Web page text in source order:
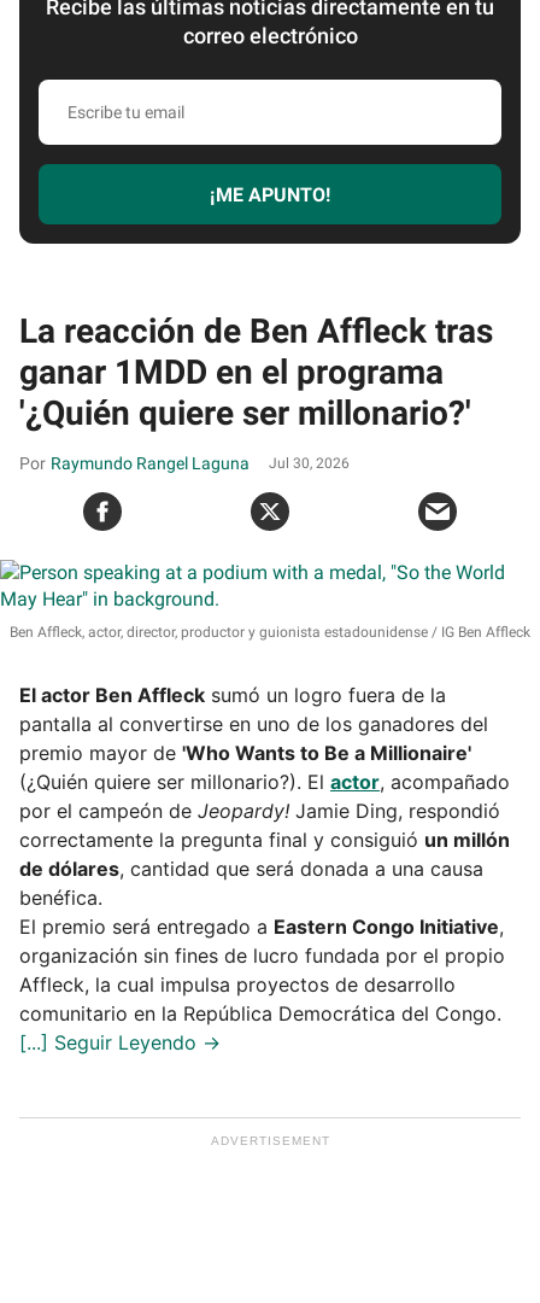
Recibe las últimas noticias directamente en tu
correo electrónico
Escribe
email
¡ME APUNTO!
La reacción de Ben Affleck tras
ganar 1MDD en el programa
'¿Quién quiere ser millonario?'
Raymundo Rangel Laguna Jul 30, 2026
Ben Affleck, actor, director, productor y guionista estadounidense IG Ben Affleck
El actor Ben Affleck sumó un logro fuera de la
pantalla al convertirse en uno de los ganadores del
premio mayor de 'Who Wants to Be a Millionaire'
(¿Quién quiere ser millonario?). El actor, acompañado
por el campeón de Jeopardy! Jamie Ding, respondió
correctamente la pregunta final y consiguió un millón
de dólares, cantidad que será donada a una causa
benéfica.
El premio será entregado a Eastern Congo Initiative,
organización sin fines de lucro fundada por el propio
Affleck, la cual impulsa proyectos de desarrollo
comunitario en la República Democrática del Congo.